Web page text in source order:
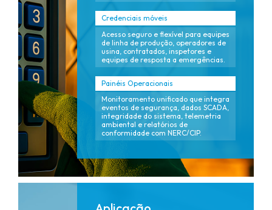
Credenciais móveis
Acesso seguro e flexível para equipes
de linha de produção, operadores de
usina, contratados, inspetores e
equipes de resposta a emergências.
Painéis Operacionais
Monitoramento unificado que integra
eventos de segurança, dados SCADA,
integridade do sistema, telemetria
ambiental e relatórios de
conformidade com NERC/CIP.